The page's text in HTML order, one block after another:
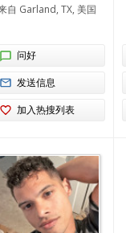
自 Garland, TX, 美国
问好
发送信息
加入热搜列表